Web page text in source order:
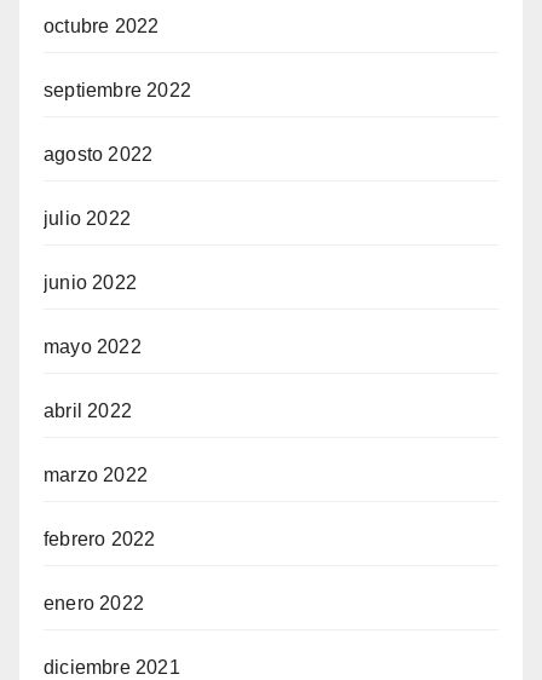
octubre 2022
septiembre 2022
agosto 2022
julio 2022
junio 2022
mayo 2022
abril 2022
marzo 2022
febrero 2022
enero 2022
diciembre 2021